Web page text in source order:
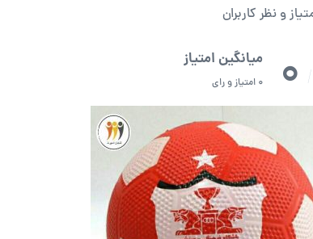
و نظر کاربران
0 میانگین امتیاز
0 امتیاز و رای